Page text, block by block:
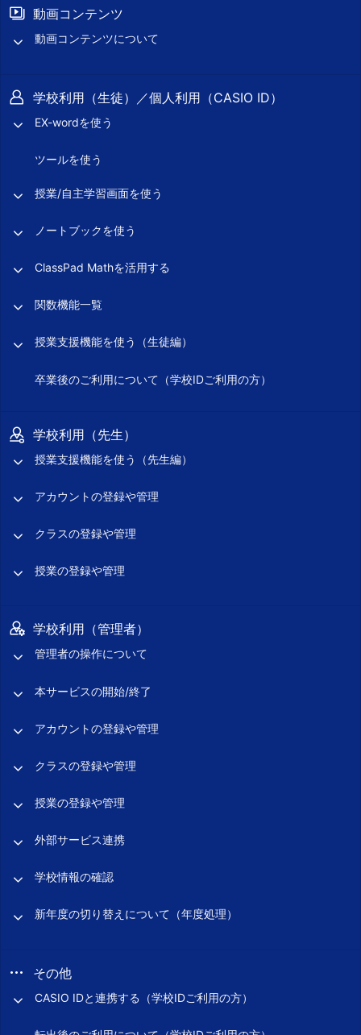
動画コンテンツ
動画コンテンツについて
学校利用（生徒）／個人利用（CASIO ID）
EX-wordを使う
ツールを使う
授業/自主学習画面を使う
ノートブックを使う
ClassPad Mathを活用する
関数機能一覧
授業支援機能を使う（生徒編）
卒業後のご利用について（学校IDご利用の方）
学校利用（先生）
授業支援機能を使う（先生編）
アカウントの登録や管理
クラスの登録や管理
授業の登録や管理
学校利用（管理者）
管理者の操作について
本サービスの開始/終了
アカウントの登録や管理
クラスの登録や管理
授業の登録や管理
外部サービス連携
学校情報の確認
新年度の切り替えについて（年度処理）
その他
CASIO IDと連携する（学校IDご利用の方）